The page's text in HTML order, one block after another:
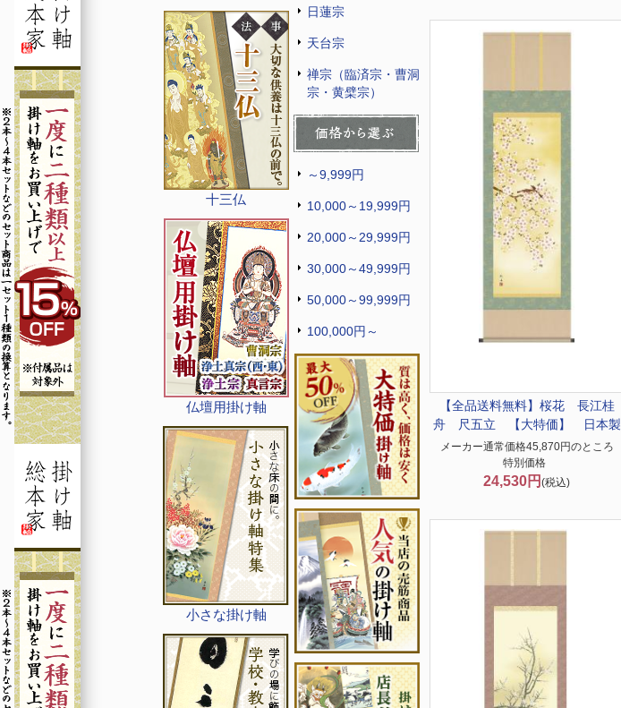
十三仏
仏壇用掛け軸
小さな掛け軸
日蓮宗
天台宗
禅宗（臨済宗・曹洞
宗・黄檗宗）
～9,999円
10,000～19,999円
20,000～29,999円
30,000～49,999円
50,000～99,999円
100,000円～
【全品送料無料】 桜花 長江桂
舟 尺五立 【大特価】 日本製
メーカー通常価格45,870円のところ
特別価格
24,530円 (税込)